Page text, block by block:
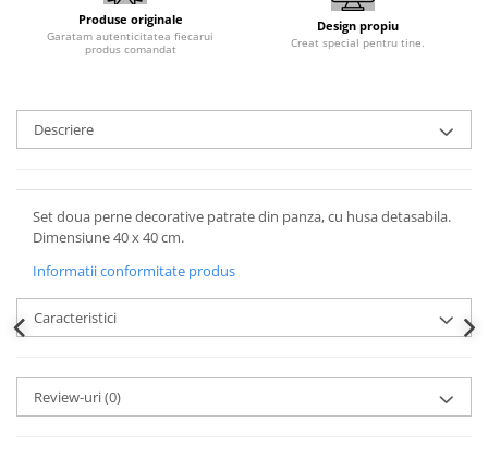
Produse originale
Garatam autenticitatea fiecarui
produs comandat
Design propiu
Creat special pentru tine.
Descriere
Set doua perne decorative patrate din panza, cu husa detasabila.
Dimensiune 40 x 40 cm.
Informatii conformitate produs
Caracteristici
Review-uri(0)